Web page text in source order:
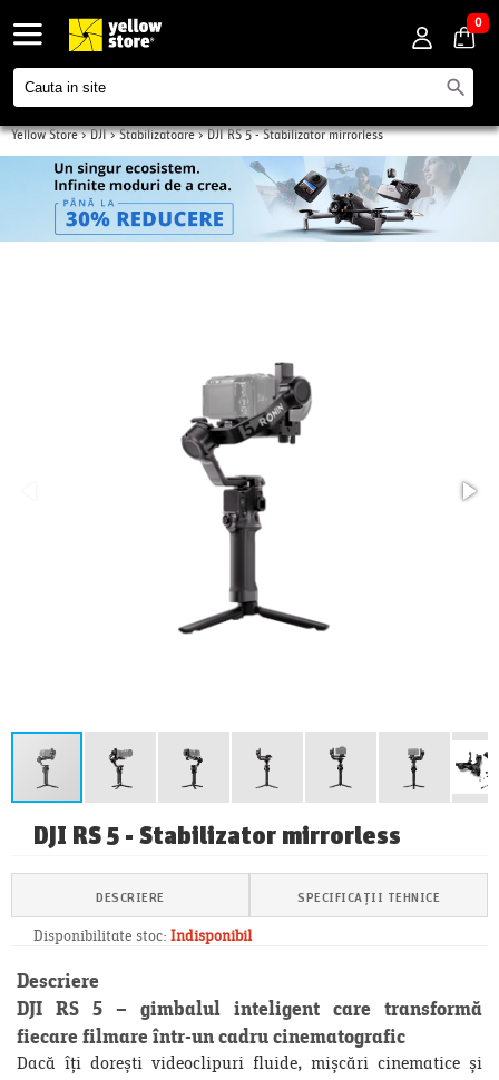
0
Yellow Store>DJI>Stabilizatoare>DJI RS 5 - Stabilizator mirrorless
DJI RS 5 - Stabilizator mirrorless
DESCRIERE SPECIFICAȚII TEHNICE
Disponibilitate stoc:Indisponibil
Descriere
DJI RS 5 – gimbalul inteligent care transformă
fiecare filmare într-un cadru cinematografic
Dacă îți dorești videoclipuri fluide, mișcări cinematice și